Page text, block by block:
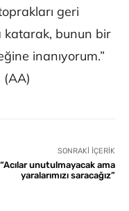
geri
katarak, bunun bir
inanıyorum.”
(AA)
SONRAKI İÇERIK
“Acılar unutulmayacak ama
yaralarımızı saracağız”